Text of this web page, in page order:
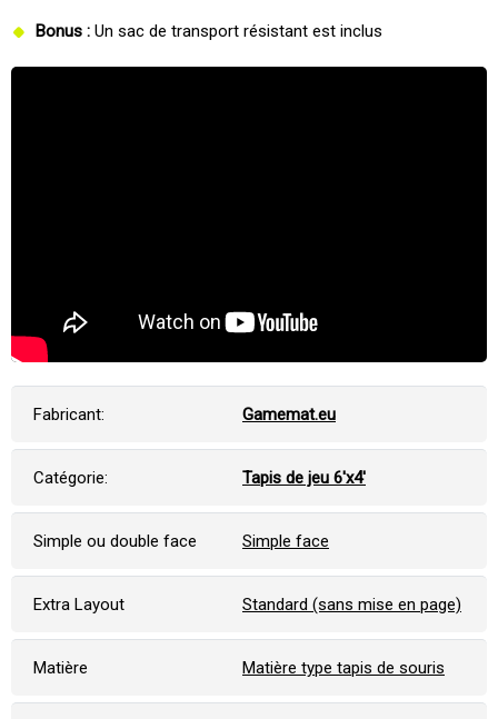
Bonus : Un sac de transport résistant est inclus
Fabricant: Gamemat.eu
Catégorie: Tapis de jeu 6'x4'
Simple ou double face Simple face
Extra Layout Standard (sans mise en page)
Matière Matière type tapis de souris